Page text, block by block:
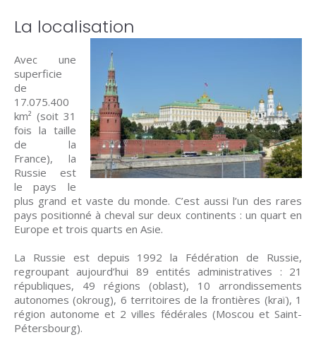
La localisation
Avec une
superficie
de
17.075.400
km² (soit 31
fois la taille
de la
France), la
Russie est
le pays le
plus grand et vaste du monde. C’est aussi l’un des rares
pays positionné à cheval sur deux continents : un quart en
Europe et trois quarts en Asie.
La Russie est depuis 1992 la Fédération de Russie,
regroupant aujourd’hui 89 entités administratives : 21
républiques, 49 régions (oblast), 10 arrondissements
autonomes (okroug), 6 territoires de la frontières (kraï), 1
région autonome et 2 villes fédérales (Moscou et Saint-
Pétersbourg).